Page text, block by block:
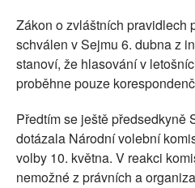
Zákon o zvláštních pravidlech
schválen v Sejmu 6. dubna z
stanoví, že hlasování v
proběhne pouze
Předtím se ještě předsedkyně
dotázala Národní volební
volby 10. května. V reakci
nemožné z právních a